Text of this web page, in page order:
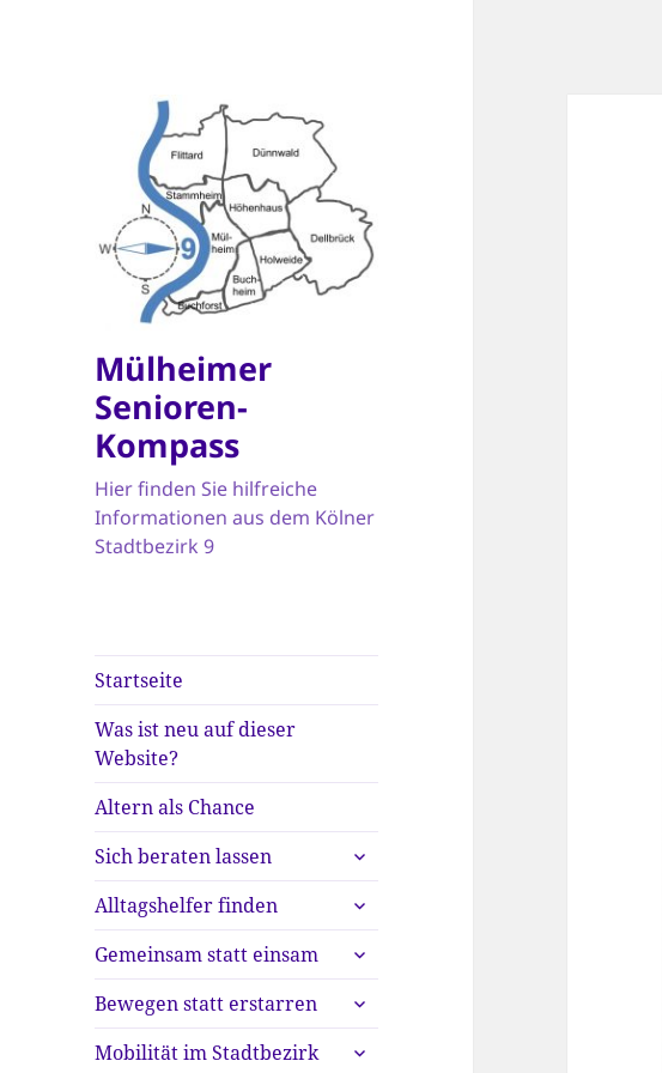
Mülheimer
Senioren-
Kompass
Hier finden Sie hilfreiche
Informationen aus dem Kölner
Stadtbezirk 9
Startseite
Was ist neu auf dieser
Website?
Altern als Chance
Sich beraten lassen
untermenü
anzeigen
Alltagshelfer finden
untermenü
anzeigen
Gemeinsam statt einsam
untermenü
anzeigen
Bewegen statt erstarren
untermenü
anzeigen
Mobilität im Stadtbezirk
untermenü